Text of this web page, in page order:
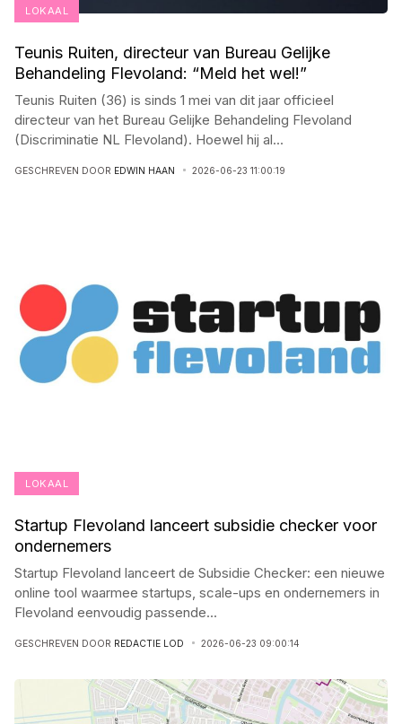
LOKAAL
Teunis Ruiten, directeur van Bureau Gelijke
Behandeling Flevoland: “Meld het wel!”
Teunis Ruiten (36) is sinds 1 mei van dit jaar officieel
directeur van het Bureau Gelijke Behandeling Flevoland
(Discriminatie NL Flevoland). Hoewel hij al...
GESCHREVEN DOOR EDWIN HAAN 2026-06-23 11:00:19
LOKAAL
Startup Flevoland lanceert subsidie checker voor
ondernemers
Startup Flevoland lanceert de Subsidie Checker: een nieuwe
online tool waarmee startups, scale-ups en ondernemers in
Flevoland eenvoudig passende...
GESCHREVEN DOOR REDACTIE LOD 2026-06-23 09:00:14